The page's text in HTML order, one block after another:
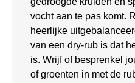
vocht aan te pas komt.
heerlijke
van een dry-rub is dat
is. Wrijf of besprenkel
of groenten in met de